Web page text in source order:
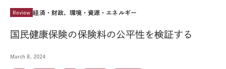
Review 経済・財政、環境・資源・エネルギー
国民健康保険の保険料の公平性を検証する
March 8, 2024